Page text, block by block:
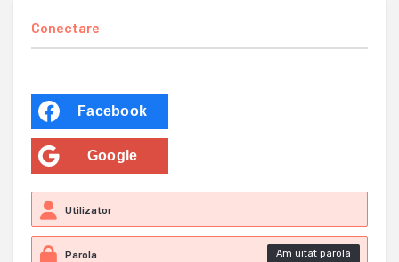
Conectare
Facebook
Google
Am uitat parola